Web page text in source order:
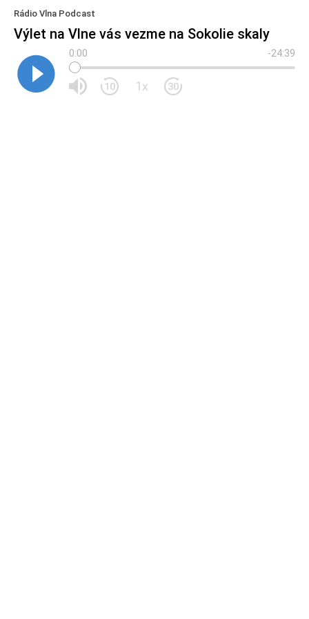
Rádio Vlna Podcast
Výlet na Vlne vás vezme na Sokolie skaly
0:00 -24:39